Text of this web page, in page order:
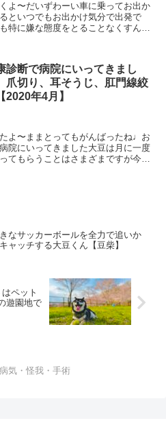
よ〜だいずわーい車に乗ってお出か
といつでもお出かけ気分で出発で
特に嫌な態度をとることなくすんな
診断で病院にいってきまし
爪切り、耳そうじ、肛門線絞
2020年4月】
よ〜ままとってもがんばったね♩お
院にいってきました大豆は月に一度
てもらうことはさまざまですが今月
なサッカーボールを全力で追いか
ャッチする大豆くん【豆柴】
ペット
遊園地で
病気・怪我・手術